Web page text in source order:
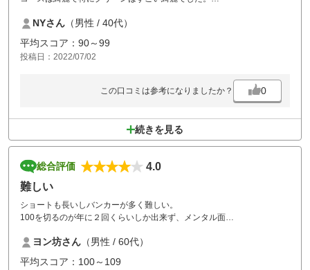
接客なども丁寧でした。
ご飯は追加料金が少し高いように思いましたが美味しくいただきまし
た。
自宅から距離があり、なかなか行けませんが、綺麗なコースで楽しかっ
NYさん （男性 / 40代）
平均スコア：90～99
投稿日：2022/07/02
この口コミは参考になりましたか？ 0
続きを見る
総合評価
4.0
難しい
ショートも長いしバンカーが多く難しい。
100を切るのが年に２回くらいしか出来ず、メンタル面
ヨン坊さん （男性 / 60代）
平均スコア：100～109